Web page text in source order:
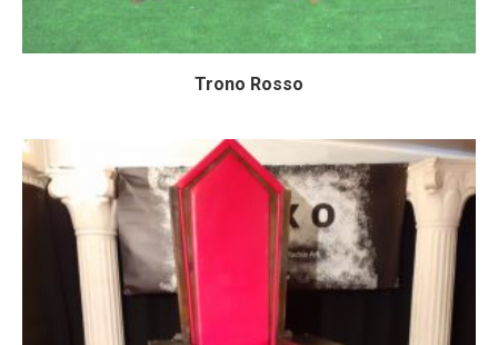
Trono Rosso